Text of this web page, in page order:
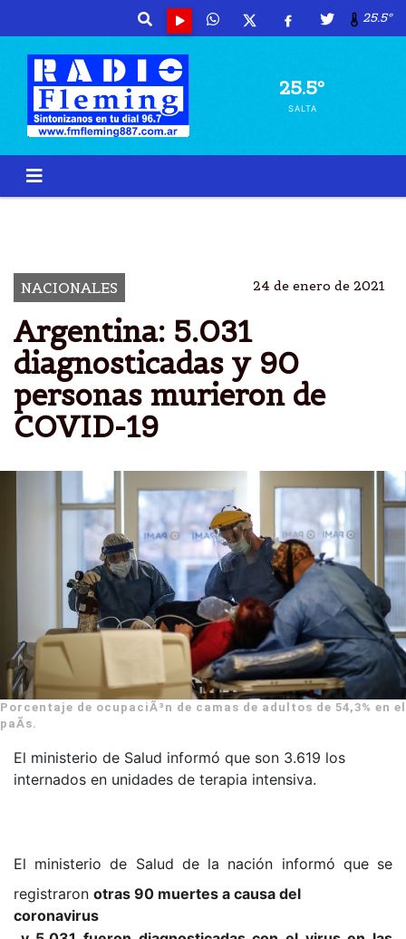
25.5º
25.5º
SALTA
NACIONALES 24 de enero de 2021
Argentina: 5.031
diagnosticadas y 90
personas murieron de
COVID-19
Porcentaje de ocupaciÃ³n de camas de adultos de 54,3% en el
paÃ­s.
El ministerio de Salud informó que son 3.619 los
internados en unidades de terapia intensiva.
El ministerio de Salud de la nación informó que se
registraron otras 90 muertes a causa del
coronavirus